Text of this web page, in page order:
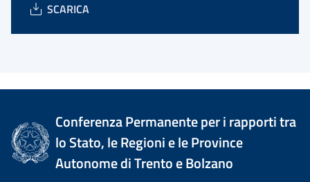
SCARICA
Conferenza Permanente per i rapporti tra
lo Stato, le Regioni e le Province
Autonome di Trento e Bolzano